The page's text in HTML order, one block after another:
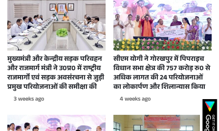
मुख्यमंत्री और केन्द्रीय सड़क परिवहन
और राजमार्ग मंत्री ने उ0प्र0 में राष्ट्रीय
राजमार्गों एवं सड़क अवसंरचना से जुड़ी
प्रमुख परियोजनाओं की समीक्षा की
3 weeks ago
सीएम योगी ने गोरखपुर में पिपराइच
विधान सभा क्षेत्र की 757 करोड़ रु0 से
अधिक लागत की 24 परियोजनाओं
का लोकार्पण और शिलान्यास किया
4 weeks ago